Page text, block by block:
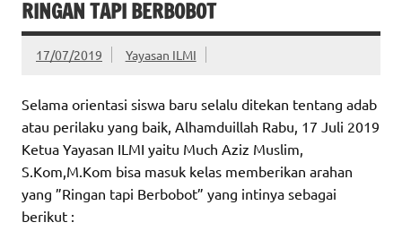
RINGAN TAPI BERBOBOT
17/07/2019 Yayasan ILMI
Selama orientasi siswa baru selalu ditekan tentang adab
atau perilaku yang baik, Alhamduillah Rabu, 17 Juli 2019
Ketua Yayasan ILMI yaitu Much Aziz Muslim,
S.Kom,M.Kom bisa masuk kelas memberikan arahan
yang ”Ringan tapi Berbobot” yang intinya sebagai
berikut :